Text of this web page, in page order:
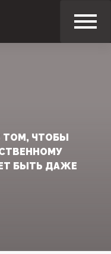
ЧТОБЫ
БЫТЬ ДАЖЕ